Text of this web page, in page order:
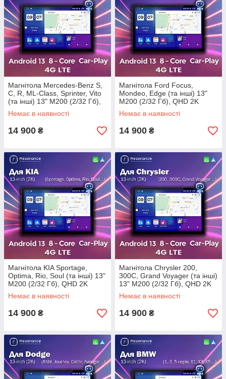
Магнітола Mercedes-Benz S,
C, R, ML-Class, Sprinter, Vito
(та інші) 13" M200 (2/32 Гб),
QHD 2K (1920x1200) QLED,
4G + CarPlay
Немає в наявності
14 900 ₴
Магнітола Ford Focus,
Mondeo, Edge (та інші) 13"
M200 (2/32 Гб), QHD 2K
(1920x1200) QLED, 4G +
CarPlay
Немає в наявності
14 900 ₴
Магнітола KIA Sportage,
Optima, Rio, Soul (та інші) 13"
M200 (2/32 Гб), QHD 2K
(1920x1200) QLED, 4G +
CarPlay
Немає в наявності
14 900 ₴
Магнітола Chrysler 200,
300C, Grand Voyager (та інші)
13" M200 (2/32 Гб), QHD 2K
(1920x1200) QLED, 4G +
CarPlay
Немає в наявності
14 900 ₴